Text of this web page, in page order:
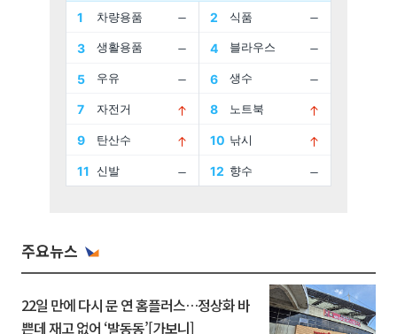
주요뉴스
22일 만에 다시 문 연 홈플러스…정상화 바
쁜데 재고 없어 ‘발동동’[가보니]